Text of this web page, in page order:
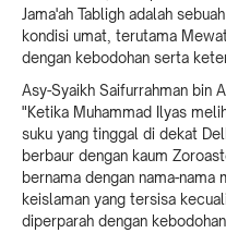
Jama'ah Tabligh adalah
kondisi umat, terutama
dengan kebodohan serta
Asy-Syaikh Saifurrahman bin
"Ketika Muhammad Ilyas
suku yang tinggal di dekat
berbaur dengan kaum
bernama dengan nama-
keislaman yang tersisa
diperparah dengan